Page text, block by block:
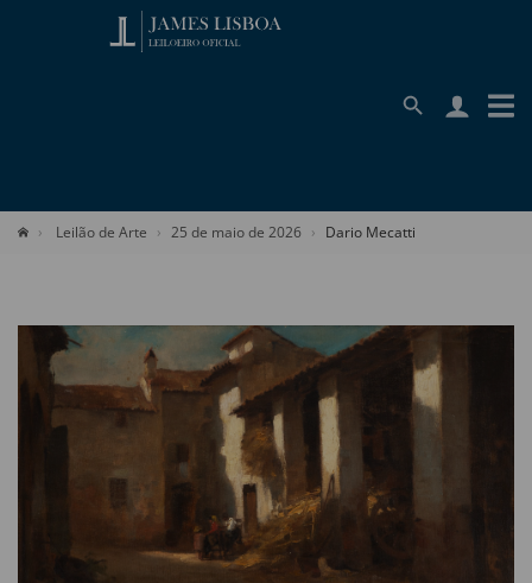
Leilão de Arte 25 de maio de 2026 Dario Mecatti